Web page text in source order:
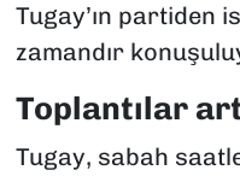
Tugay’ın partiden
zamandır
Toplantılar
Tugay, sabah